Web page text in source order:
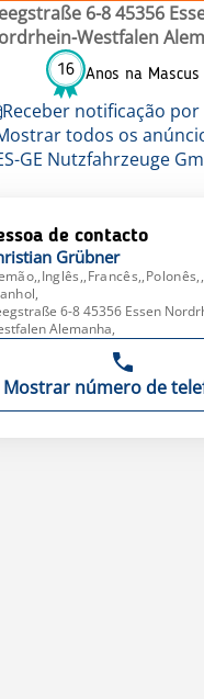
6-8 45356
Westfalen
16 Anos na Mascus
Receber notificação por
todos os
GE Nutzfahrzeuge
de contacto
Grübner
6-8 45356 Essen
Alemanha,
Mostrar número de